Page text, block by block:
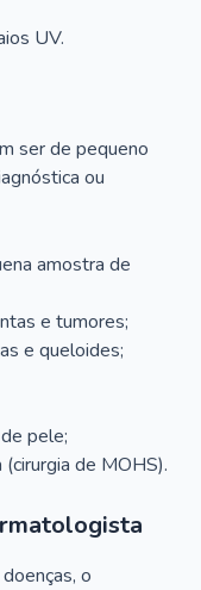
UV.
ser de pequeno
ou
amostra de
e tumores;
e queloides;
pele;
de MOHS).
o